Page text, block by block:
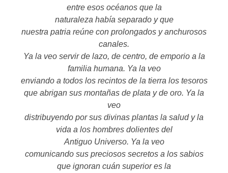
entre esos océanos que la
naturaleza había separado y que
nuestra patria reúne con prolongados y anchurosos
canales.
Ya la veo servir de lazo, de centro, de emporio a la
familia humana. Ya la veo
enviando a todos los recintos de la tierra los tesoros
que abrigan sus montañas de plata y de oro. Ya la
veo
distribuyendo por sus divinas plantas la salud y la
vida a los hombres dolientes del
Antiguo Universo. Ya la veo
comunicando sus preciosos secretos a los sabios
que ignoran cuán superior es la